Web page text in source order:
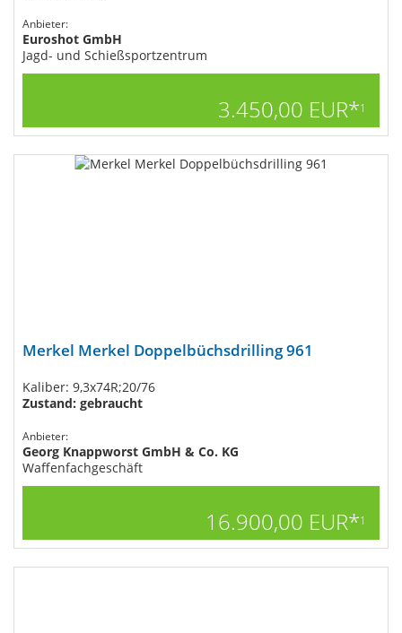
Anbieter:
Euroshot GmbH
Jagd- und Schießsportzentrum
3.450,00 EUR*1
Merkel Merkel Doppelbüchsdrilling 961
Kaliber: 9,3x74R;20/76
Zustand: gebraucht
Anbieter:
Georg Knappworst GmbH & Co. KG
Waffenfachgeschäft
16.900,00 EUR*1